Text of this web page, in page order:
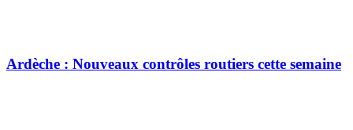
Ardèche : Nouveaux contrôles routiers cette semaine